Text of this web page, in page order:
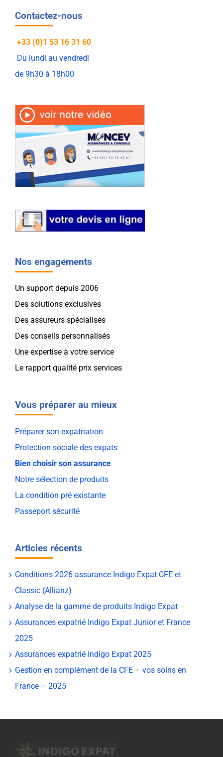
Contactez-nous
+33 (0)1 53 16 31 60
Du lundi au vendredi
de 9h30 à 18h00
Nos engagements
Un support depuis 2006
Des solutions exclusives
Des assureurs spécialisés
Des conseils personnalisés
Une expertise à votre service
Le rapport qualité prix services
Vous préparer au mieux
Préparer son expatriation
Protection sociale des expats
Bien choisir son assurance
Notre sélection de produits
La condition pré existante
Passeport sécurité
Articles récents
Conditions 2026 assurance Indigo Expat CFE et
Classic (Allianz)
Analyse de la gamme de produits Indigo Expat
Assurances expatrié Indigo Expat Junior et France
2025
Assurances expatrié Indigo Expat 2025
Gestion en complément de la CFE – vos soins en
France – 2025